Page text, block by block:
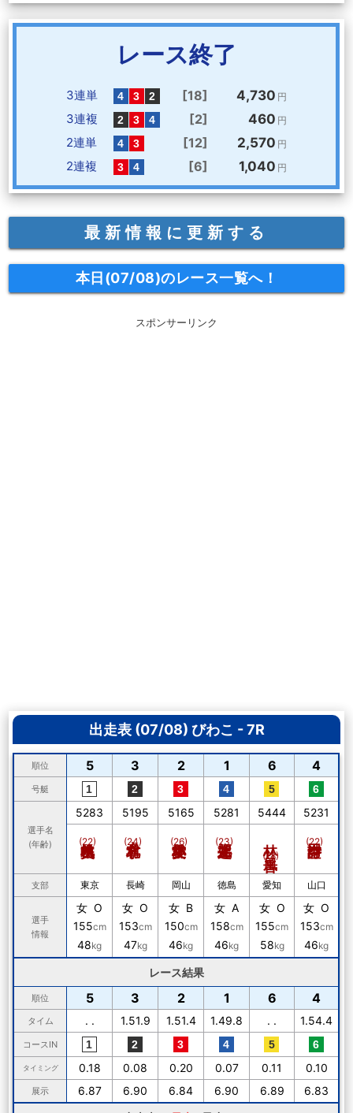
レース終了
3連単 [18] 4,730 円
3連複 [2] 460 円
2連単 [12] 2,570 円
2連複 [6] 1,040 円
最新情報に更新する
本日(07/08)のレース一覧へ！
スポンサーリンク
出走表 (07/08) びわこ - 7R
順位 5 3 2 1 6 4
号艇
選手名
(年齢)
5283 5195 5165 5281 5444 5231
(22) (24) (26) (23)
(18)
(22)
支部 東京 長崎 岡山 徳島 愛知 山口
選手
情報
女 O
155cm
48kg
女 O
153cm
47kg
女 B
150cm
46kg
女 A
158cm
46kg
女 O
155cm
58kg
女 O
153cm
46kg
レース結果
順位 5 3 2 1 6 4
タイム . . 1.51.9 1.51.4 1.49.8 . . 1.54.4
コースIN
タイミング 0.18 0.08 0.20 0.07 0.11 0.10
展示 6.87 6.90 6.84 6.90 6.89
6.83